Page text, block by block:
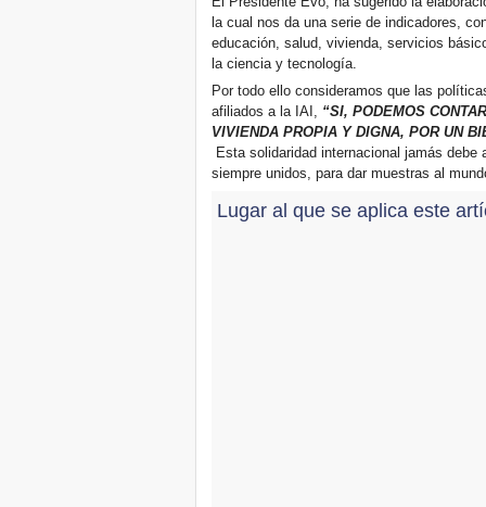
la cual nos da una serie de indicadores,
educación, salud, vivienda, servicios
la ciencia y tecnología.
Por todo ello consideramos que las
afiliados a la IAI, “SI, PODEMOS
VIVIENDA PROPIA Y DIGNA, POR UN
Esta solidaridad internacional jamás
siempre unidos, para dar muestras al
Lugar al que se aplica este